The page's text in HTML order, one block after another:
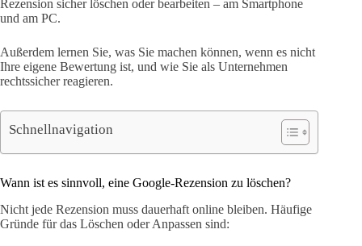
Rezension sicher löschen oder bearbeiten – am Smartphone
und am PC.
Außerdem lernen Sie, was Sie machen können, wenn es nicht
Ihre eigene Bewertung ist, und wie Sie als Unternehmen
rechtssicher reagieren.
Schnellnavigation
Wann ist es sinnvoll, eine Google-Rezension zu löschen?
Nicht jede Rezension muss dauerhaft online bleiben. Häufige
Gründe für das Löschen oder Anpassen sind: